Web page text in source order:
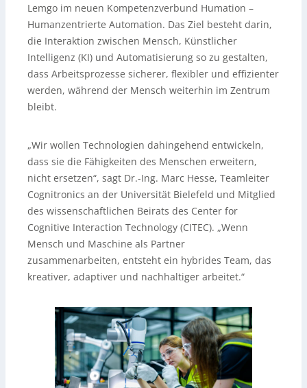
menschengerechte Arbeitsplätze mit Fokus auf
Sicherheit, Wohlbefinden und Kompetenzaufbau zu
gestalten. Der Verbund bietet besonders **KMU**
Unterstützung (Lab-Touren, Netzwerke, Beratung und
Umsetzungsprojekte) und orientiert sich anIndustry 5.0
– mit dem Anspruch, Ostwestfalen-Lippe und Europa als
Vorreiter humanzentrierter Automatisierung zu stärken.
Lemgo im neuen Kompetenzverbund Humation –
Humanzentrierte Automation. Das Ziel besteht darin,
die Interaktion zwischen Mensch, Künstlicher
Intelligenz (KI) und Automatisierung so zu gestalten,
dass Arbeitsprozesse sicherer, flexibler und effizienter
werden, während der Mensch weiterhin im Zentrum
bleibt.
„Wir wollen Technologien dahingehend entwickeln,
dass sie die Fähigkeiten des Menschen erweitern,
nicht ersetzen“, sagt Dr.-Ing. Marc Hesse, Teamleiter
Cognitronics an der Universität Bielefeld und Mitglied
des wissenschaftlichen Beirats des Center for
Cognitive Interaction Technology (CITEC). „Wenn
Mensch und Maschine als Partner
zusammenarbeiten, entsteht ein hybrides Team, das
kreativer, adaptiver und nachhaltiger arbeitet.“